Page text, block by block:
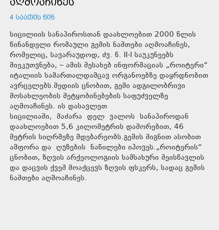
4 ᲡᲐᲐᲗᲘᲡ ᲬᲘᲜ
სიცილიის სანაპიროსთან დაახლოებით 2000 წლის
წინანდელი რომაული გემის ნაშთები აღმოაჩინეს,
რომელიც, სავარაუდოდ, ძვ. წ. II-I საუკუნეებს
მიეკუთვნება, – ამის შესახებ ინფორმაციას „როიტერი“
იტალიის სამართალდამცავ ორგანოებზე დაყრდნობით
ავრცელებს.მედიის ცნობით, გემი ადგილობრივი
მოსახლეობის შეტყობინებების საფუძველზე
აღმოაჩინეს. ის დასავლეთ
სიცილიაში, მაძარა დელ ვალოს სანაპიროდან
დაახლოებით 5,6 კილომეტრის დაშორებით, 46
მეტრის სიღრმეზე მდებარეობს.გემის შიგნით ასობით
ამფორა და ღუზების ნაწილები იპოვეს.„როიტერის“
ცნობით, ზღვის არქეოლოგიის სამსახური შეისწავლის
და დაცვის ქვეშ მოაქცევს ზღვის ფსკერს, სადაც გემის
ნაშთები აღმოაჩინეს.